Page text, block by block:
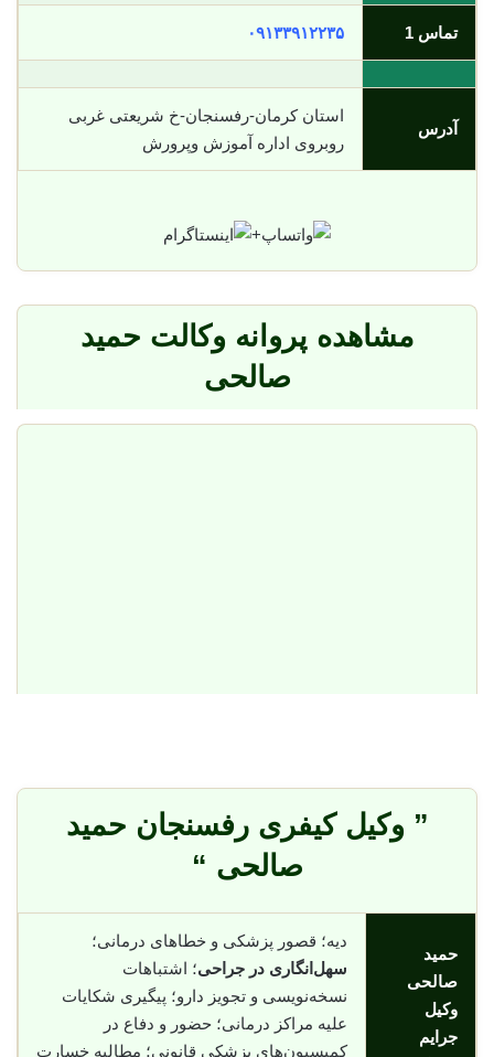
تماس 1 ۰۹۱۳۳۹۱۲۲۳۵
آدرس
استان کرمان-رفسنجان-خ شریعتی غربی
روبروی اداره آموزش وپرورش
+
مشاهده پروانه وکالت حمید
صالحی
” وکیل کیفری رفسنجان حمید
صالحی “
حمید
صالحی
وکیل
جرایم
دیه؛ قصور پزشکی و خطاهای درمانی؛
سهل‌انگاری در جراحی؛ اشتباهات
نسخه‌نویسی و تجویز دارو؛ پیگیری شکایات
علیه مراکز درمانی؛ حضور و دفاع در
کمیسیون‌های پزشکی قانونی؛ مطالبه خسارت